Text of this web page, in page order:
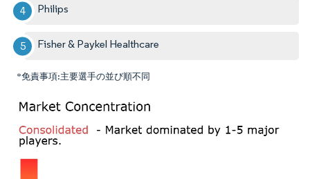
Philips
Fisher & Paykel Healthcare
*免責事項:主要選手の並び順不同